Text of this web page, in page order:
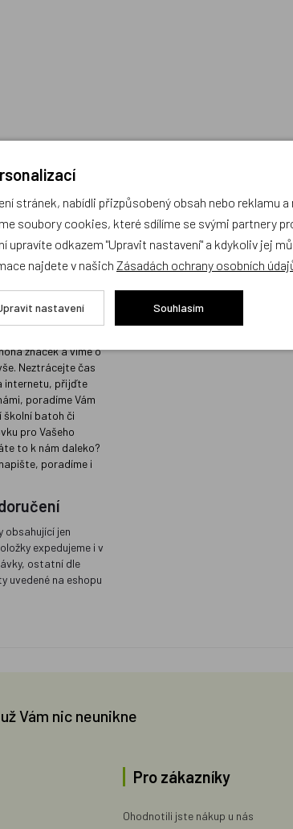
s největším
školních
Praze a
v Libni máme
značek a víme o
Neztrácejte čas
internetu, přijďte
poradíme Vám
školní batoh či
pro Vašeho
to k nám daleko?
poradíme i
Kvalita
místě
Prodáváme jen
koupili i našim
Sortiment, který
kvalitu, do
obsahující jen
expedujeme i v
ostatní dle
uvedené na eshopu
Vám nic neunikne
Pro zákazníky
Ohodnotili jste nákup u nás
stránek, nabídli přizpůsobený obsah nebo reklamu
soubory cookies, které sdílíme se svými partnery
upravíte odkazem "Upravit nastavení" a kdykoliv jej
najdete v našich Zásadách ochrany osobních
nastavení Souhlasím